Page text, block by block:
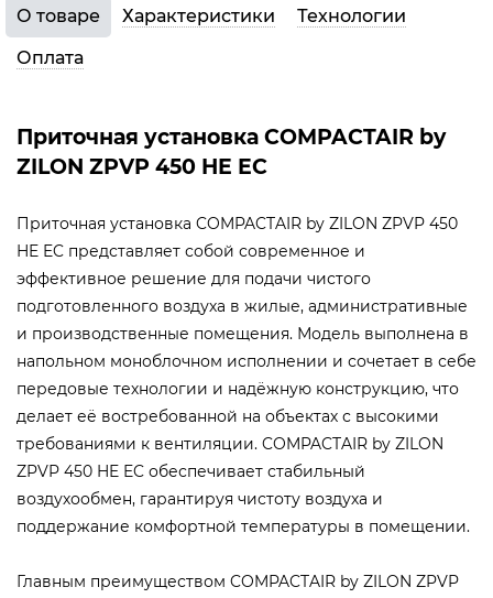
О товаре Характеристики
Технологии
Оплата
Приточная установка COMPACTAIR by
ZILON ZPVP 450 HE EC
Приточная установка COMPACTAIR by ZILON ZPVP 450
HE EC представляет собой современное и
эффективное решение для подачи чистого
подготовленного воздуха в жилые, административные
и производственные помещения. Модель выполнена в
напольном моноблочном исполнении и сочетает в себе
передовые технологии и надёжную конструкцию, что
делает её востребованной на объектах с высокими
требованиями к вентиляции. COMPACTAIR by ZILON
ZPVP 450 HE EC обеспечивает стабильный
воздухообмен, гарантируя чистоту воздуха и
поддержание комфортной температуры в помещении.
Главным преимуществом COMPACTAIR by ZILON ZPVP